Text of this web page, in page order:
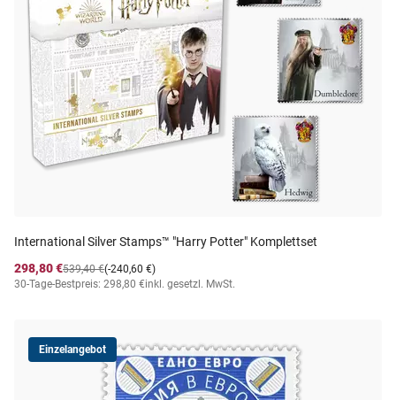
International Silver Stamps™ "Harry Potter" Komplettset
298,80 €
(-240,60 €)
539,40 €
30-Tage-Bestpreis: 298,80 €inkl. gesetzl. MwSt.
Einzelangebot